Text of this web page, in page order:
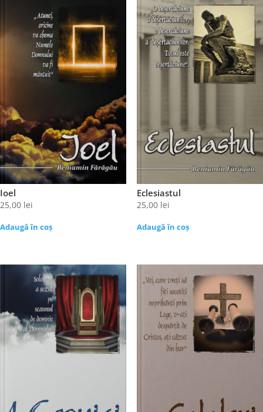
Ioel
25,00 lei
Adaugă în coș
Eclesiastul
25,00 lei
Adaugă în coș